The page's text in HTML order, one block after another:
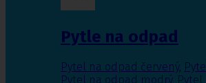
Pytle na odpad
Pytel na odpad červený,
Pytel na odpad modrý,